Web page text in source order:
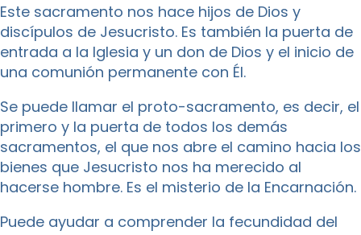
Este sacramento nos hace hijos de Dios y
discípulos de Jesucristo. Es también la puerta de
entrada a la Iglesia y un don de Dios y el inicio de
una comunión permanente con Él.
Se puede llamar el proto-sacramento, es decir, el
primero y la puerta de todos los demás
sacramentos, el que nos abre el camino hacia los
bienes que Jesucristo nos ha merecido al
hacerse hombre. Es el misterio de la Encarnación.
Puede ayudar a comprender la fecundidad del